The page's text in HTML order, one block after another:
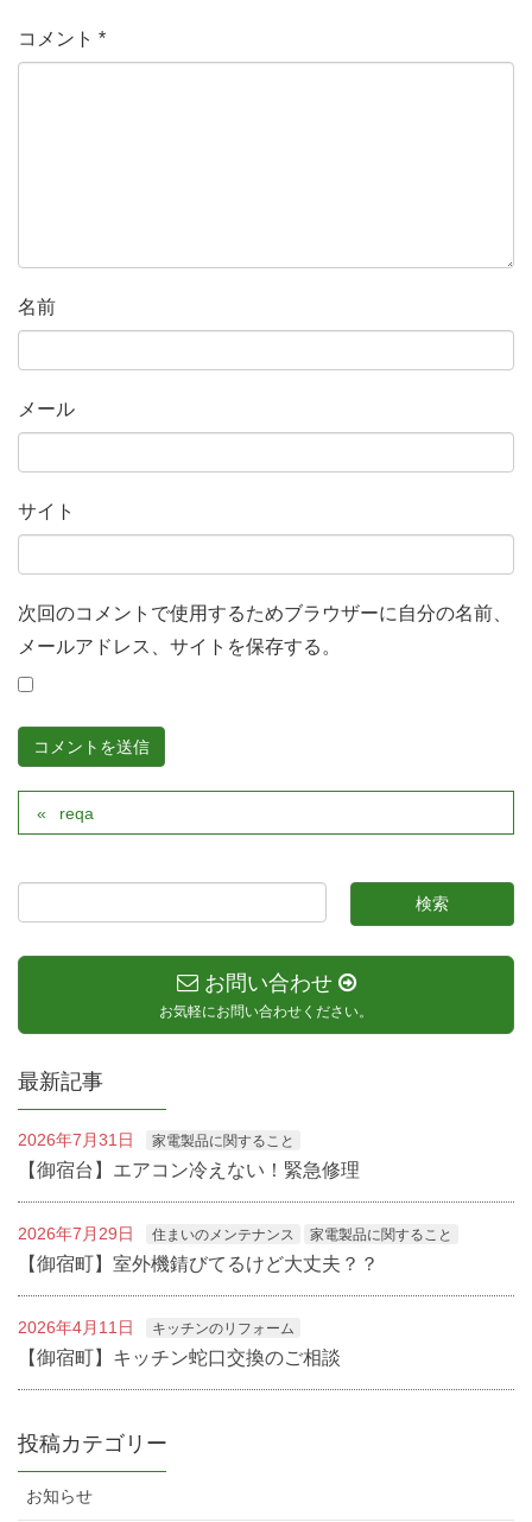
コメント *
名前
メール
サイト
次回のコメントで使用するためブラウザーに自分の名前、
メールアドレス、サイトを保存する。
reqa
お問い合わせ
お気軽にお問い合わせください。
最新記事
2026年7月31日 家電製品に関すること
【御宿台】エアコン冷えない！緊急修理
2026年7月29日 住まいのメンテナンス 家電製品に関すること
【御宿町】室外機錆びてるけど大丈夫？？
2026年4月11日 キッチンのリフォーム
【御宿町】キッチン蛇口交換のご相談
投稿カテゴリー
お知らせ